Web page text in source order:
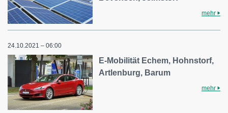
mehr
24.10.2021 – 06:00
E-Mobilität Echem, Hohnstorf,
Artlenburg, Barum
mehr